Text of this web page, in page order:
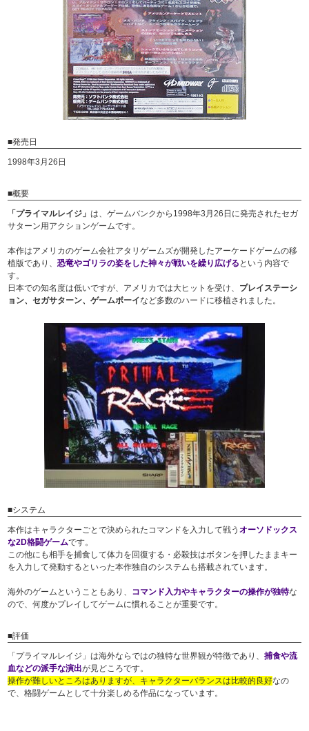
■発売日
1998年3月26日
■概要
「プライマルレイジ」は、ゲームバンクから1998年3月26日に発売されたセガ
サターン用アクションゲームです。
本作はアメリカのゲーム会社アタリゲームズが開発したアーケードゲームの移
植版であり、恐竜やゴリラの姿をした神々が戦いを繰り広げる という内容で
す。
日本での知名度は低いですが、アメリカでは大ヒットを受け、 プレイステーシ
ョン、セガサターン、ゲームボーイなど多数のハードに移植されました。
■システム
本作はキャラクターごとで決められたコマンドを入力して戦うオーソドックス
な2D格闘ゲームです。
この他にも相手を捕食して体力を回復する・必殺技はボタンを押したままキー
を入力して発動するといった本作独自のシステムも搭載されています。
海外のゲームということもあり、 コマンド入力やキャラクターの操作が独特な
ので、何度かプレイしてゲームに慣れることが重要です。
■評価
「プライマルレイジ」は海外ならではの独特な世界観が特徴であり、捕食や流
血などの派手な演出が見どころです。
操作が難しいところはありますが、キャラクターバランスは比較的良好なの
で、格闘ゲームとして十分楽しめる作品になっています。